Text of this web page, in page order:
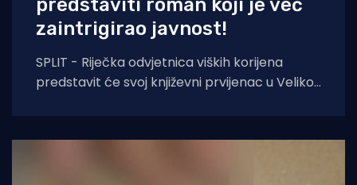
predstaviti roman koji je već
zaintrigirao javnost!
SPLIT - Riječka odvjetnica viških korijena
predstavit će svoj književni prvijenac u Velikoj